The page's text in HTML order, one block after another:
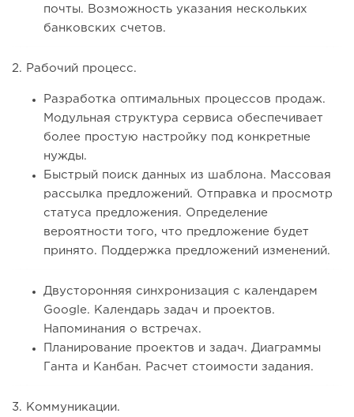
почты. Возможность указания нескольких
банковских счетов.
2. Рабочий процесс.
Разработка оптимальных процессов продаж.
Модульная структура сервиса обеспечивает
более простую настройку под конкретные
нужды.
Быстрый поиск данных из шаблона. Массовая
рассылка предложений. Отправка и просмотр
статуса предложения. Определение
вероятности того, что предложение будет
принято. Поддержка предложений изменений.
Двусторонняя синхронизация с календарем
Google. Календарь задач и проектов.
Напоминания о встречах.
Планирование проектов и задач. Диаграммы
Ганта и Канбан. Расчет стоимости задания.
3. Коммуникации.